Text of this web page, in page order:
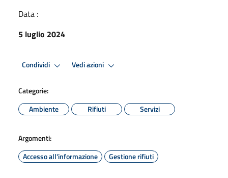
Data :
5 luglio 2024
Condividi Vedi azioni
Categorie:
Ambiente
Rifiuti Servizi
Argomenti:
Accesso all'informazione
Gestione rifiuti